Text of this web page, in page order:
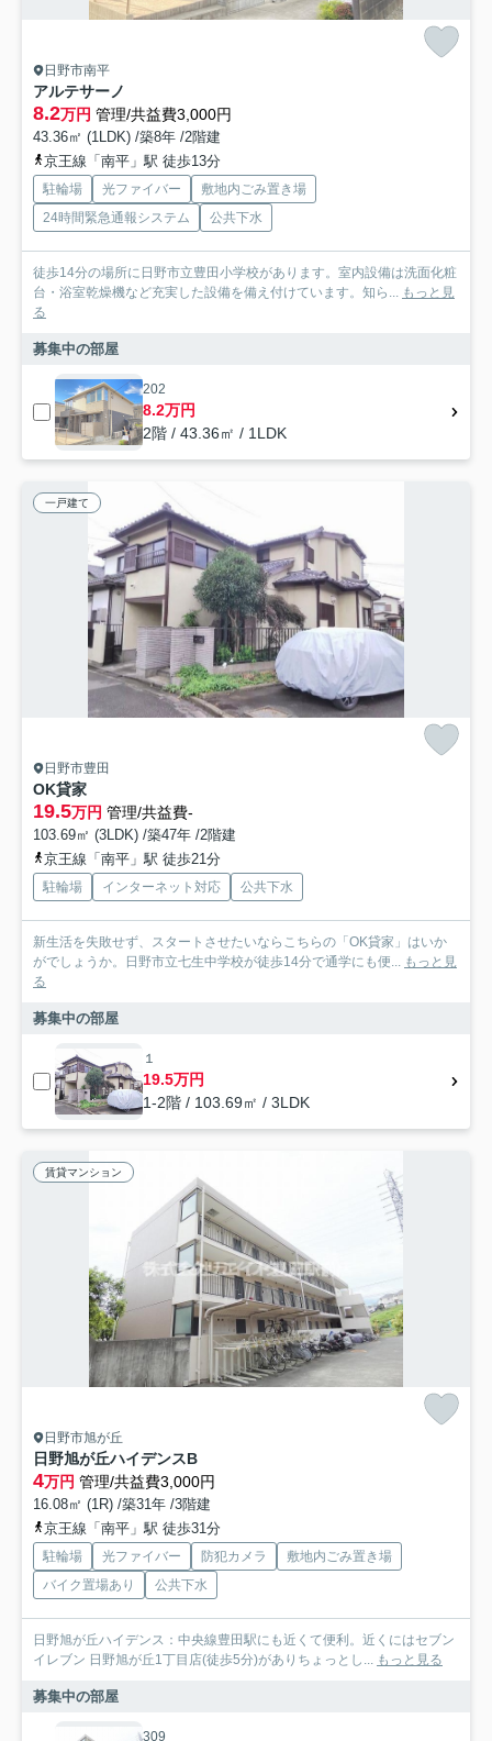
日野市南平
アルテサーノ
8.2万円 管理/共益費3,000円
43.36㎡ (1LDK) /築8年 /2階建
京王線「南平」駅 徒歩13分
駐輪場 光ファイバー
敷地内ごみ置き場
24時間緊急通報システム
公共下水
徒歩14分の場所に日野市立豊田小学校があります。室内設備は洗面化粧
台・浴室乾燥機など充実した設備を備え付けています。知ら... もっと見
る
募集中の部屋
202
8.2万円
2階 / 43.36㎡ / 1LDK
一戸建て
日野市豊田
OK貸家
19.5万円 管理/共益費-
103.69㎡ (3LDK) /築47年 /2階建
京王線「南平」駅 徒歩21分
駐輪場 インターネット対応 公共下水
新生活を失敗せず、スタートさせたいならこちらの「OK貸家」はいか
がでしょうか。日野市立七生中学校が徒歩14分で通学にも便... もっと見
る
募集中の部屋
１
19.5万円
1-2階 / 103.69㎡ / 3LDK
賃貸マンション
日野市旭が丘
日野旭が丘ハイデンスB
4万円 管理/共益費3,000円
16.08㎡ (1R) /築31年 /3階建
京王線「南平」駅 徒歩31分
駐輪場 光ファイバー 防犯カメラ
敷地内ごみ置き場
バイク置場あり
公共下水
日野旭が丘ハイデンス：中央線豊田駅にも近くて便利。近くにはセブン
イレブン 日野旭が丘1丁目店(徒歩5分)がありちょっとし... もっと見る
募集中の部屋
309